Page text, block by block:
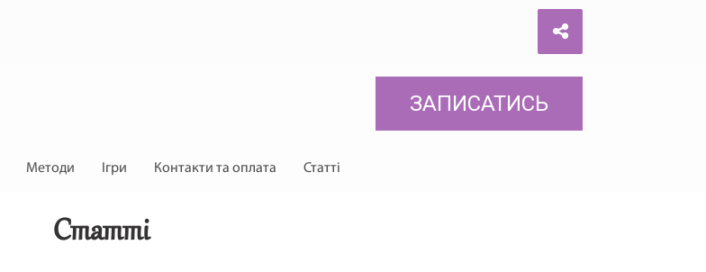
Методи Ігри Контакти та оплата Статті
ЗАПИСАТИСЬ
Статті